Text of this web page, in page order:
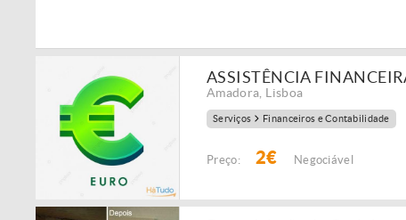
ASSISTÊNCIA
Amadora Lisboa
Serviços Financeiros e Contabilidade
Preço: 2€ Negociável